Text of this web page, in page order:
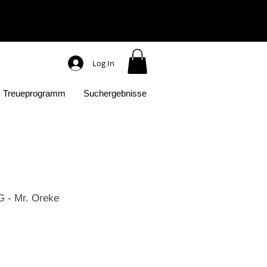
Log In
Treueprogramm Suchergebnisse
- Mr. Oreke